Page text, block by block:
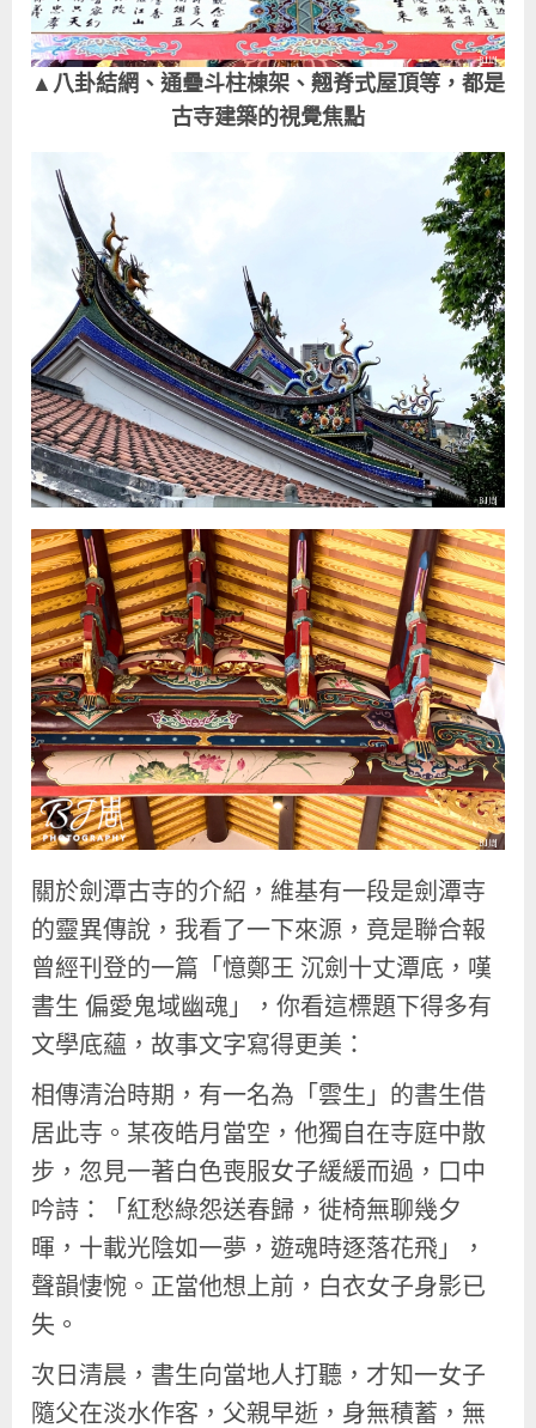
▲八卦結網、通疊斗柱棟架、翹脊式屋頂等，都是
古寺建築的視覺焦點
關於劍潭古寺的介紹，維基有一段是劍潭寺
的靈異傳說，我看了一下來源，竟是聯合報
曾經刊登的一篇「憶鄭王 沉劍十丈潭底，嘆
書生 偏愛鬼域幽魂」，你看這標題下得多有
文學底蘊，故事文字寫得更美：
相傳清治時期，有一名為「雲生」的書生借
居此寺。某夜皓月當空，他獨自在寺庭中散
步，忽見一著白色喪服女子緩緩而過，口中
吟詩：「紅愁綠怨送春歸，徙椅無聊幾夕
暉，十載光陰如一夢，遊魂時逐落花飛」，
聲韻悽惋。正當他想上前，白衣女子身影已
失。
次日清晨，書生向當地人打聽，才知一女子
隨父在淡水作客，父親早逝，身無積蓄，無